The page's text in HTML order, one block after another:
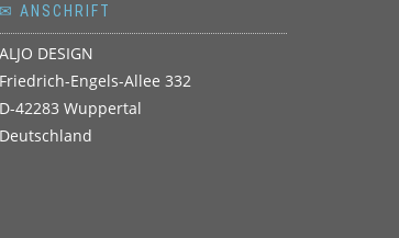
✉ ANSCHRIFT
ALJO DESIGN
Friedrich-Engels-Allee 332
D-42283 Wuppertal
Deutschland